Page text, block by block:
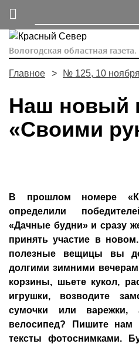
Вологодская областная газета.
Главное № 125, 10
Наш новый
«Своими
В прошлом номере
определили
«Дачные будни» и сразу
принять участие в
полезные вещицы вы
долгими зимними
корзины, шьете кукол,
игрушки, возводите
сумочки или варежки,
велосипед? Пишите нам
тексты фотоснимками.